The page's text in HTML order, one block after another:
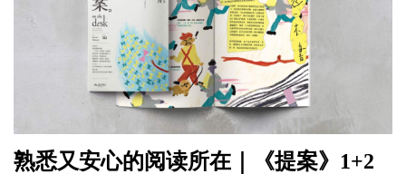
熟悉又安心的阅读所在｜《提案》1+2